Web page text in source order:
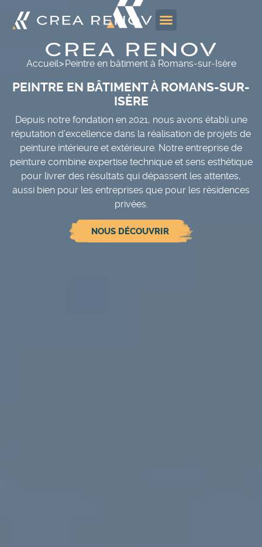
Accueil>Peintre en bâtiment à Romans-sur-Isère
PEINTRE EN BÂTIMENT À ROMANS-SUR-
ISÈRE
Depuis notre fondation en 2021, nous avons établi une
réputation d’excellence dans la réalisation de projets de
peinture intérieure et extérieure. Notre entreprise de
peinture combine expertise technique et sens esthétique
pour livrer des résultats qui dépassent les attentes,
aussi bien pour les entreprises que pour les résidences
privées.
NOUS DÉCOUVRIR